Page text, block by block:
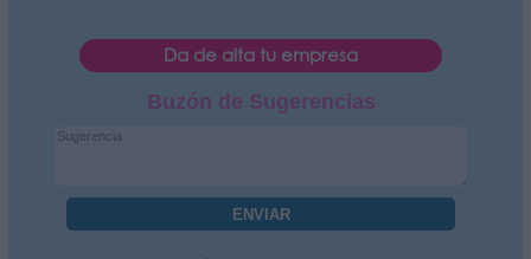
Da de alta tu empresa
Buzón de Sugerencias